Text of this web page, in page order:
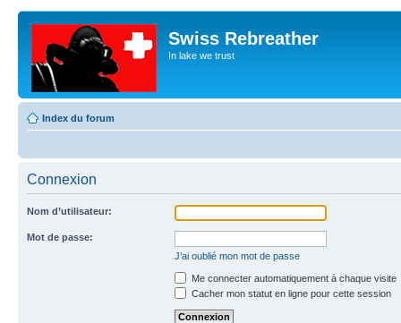
Swiss Rebreather
In lake we trust
Index du forum
Connexion
Nom d’utilisateur:
Mot de passe:
J’ai oublié mon mot de passe
Me connecter automatiquement à chaque visite
Cacher mon statut en ligne pour cette session